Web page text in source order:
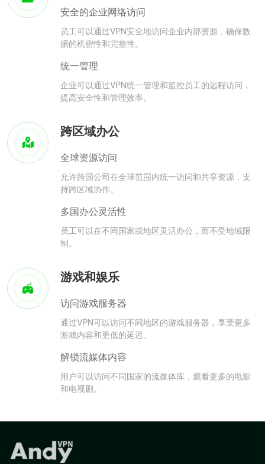
安全的企业网络访问
员工可以通过VPN安全地访问企业内部资源，确保数
据的机密性和完整性。
统一管理
企业可以通过VPN统一管理和监控员工的远程访问，
提高安全性和管理效率。
跨区域办公
全球资源访问
允许跨国公司在全球范围内统一访问和共享资源，支
持跨区域协作。
多国办公灵活性
员工可以在不同国家或地区灵活办公，而不受地域限
制。
游戏和娱乐
访问游戏服务器
通过VPN可以访问不同地区的游戏服务器，享受更多
游戏内容和更低的延迟。
解锁流媒体内容
用户可以访问不同国家的流媒体库，观看更多的电影
和电视剧。